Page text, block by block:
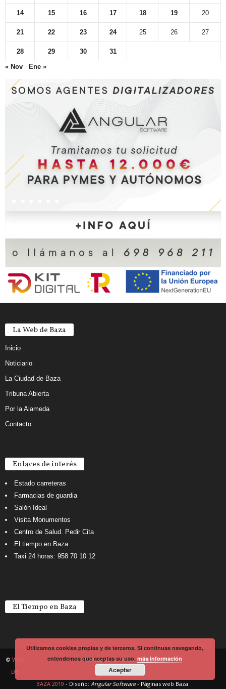
14 15 16 17 18 19 20
21 22 23 24 25 26 27
28 29 30
31
« Nov
Ene »
La Web de Baza
Inicio
Noticiario
La Ciudad de Baza
Tribuna Abierta
Por la Alameda
Contacto
Enlaces de interés
Estado carreteras
Farmacias de guardia
Salón Ideal
Visita Monumentos
Centro de Salud. Pedir Cita
El tiempo en Baza
Taxi 24 horas: 958 70 10 12
El Tiempo en Baza
Política de Cookies Noticiario
© WEB
DE
BAZA 2019 - Diseño: Angular Software- Páginas web Baza
Utilizamos cookies propias y de terceros. Si continuas navegando,
entendemos que aceptas su uso.más información
Aceptar